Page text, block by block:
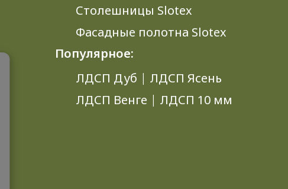
Столешницы Slotex
Фасадные полотна Slotex
Популярное:
ЛДСП Дуб | ЛДСП Ясень
ЛДСП Венге | ЛДСП 10 мм